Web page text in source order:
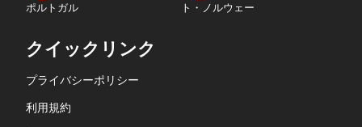
ポルトガル ト・ノルウェー
クイックリンク
プライバシーポリシー
利用規約